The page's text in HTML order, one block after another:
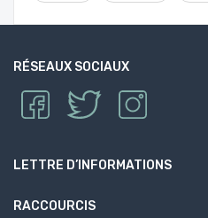
RÉSEAUX SOCIAUX
LETTRE D’INFORMATIONS
RACCOURCIS